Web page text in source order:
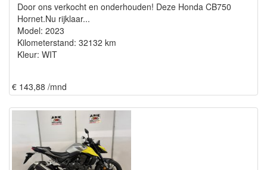
Door ons verkocht en onderhouden! Deze Honda CB750
Hornet.Nu rijklaar...
Model: 2023
Kilometerstand: 32132 km
Kleur: WIT
€ 143,88 /mnd